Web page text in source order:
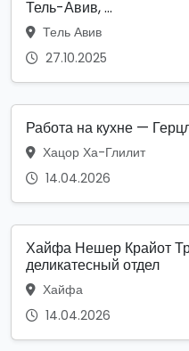
Тель-Авив, ...
Тель Авив
27.10.2025
Работа на кухне —
Хацор Ха-Глилит
14.04.2026
Хайфа Нешер Крайот
деликатесный отдел
Хайфа
14.04.2026